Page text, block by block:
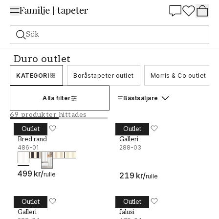
Sök
Outlet Duro outlet
Duro outlet
KATEGORI Boråstapeter outlet Morris & Co outlet
Alla filter Bästsäljare
69 produkter hittades
Outlet
DURO
Bred rand
486-01
499 kr/rulle
Bred rand - 486-01 Outlet
DURO
Galleri
288-03
219 kr/rulle
Galleri - 288-03
Outlet
DURO
Galleri
Galleri - 288-04 Outlet
DURO
Jalusi
Jalusi - 479-04